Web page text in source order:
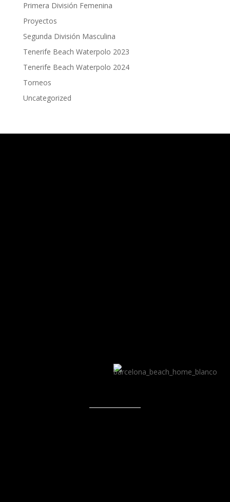
Primera División Femenina
Proyectos
Segunda División Masculina
Tenerife Beach Waterpolo 2023
Tenerife Beach Waterpolo 2024
Torneos
Uncategorized